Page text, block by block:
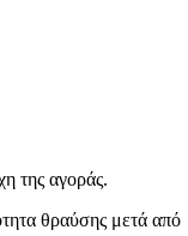
της αγοράς.
θραύσης μετά από